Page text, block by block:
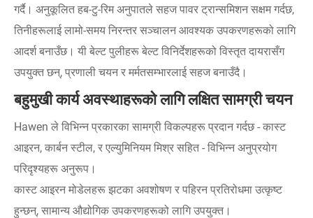
गर्दै। अनुकूलित हब-टु-रिम अनुपातले सहज पावर ट्रान्समिशन सक्षम गर्दछ,
तिनीहरूलाई लामो-समय निरन्तर सञ्चालन आवश्यक उपकरणहरूको लागि
आदर्श बनाउँछ। यी बेल्ट पुलीहरू बेल्ट विनिर्देशहरूको विस्तृत दायरासँग
उपयुक्त छन्, प्रणाली चयन र मर्मतसम्भारलाई सहज बनाउँदै।
बहुमुखी कार्य अवस्थाहरूको लागि लक्षित सामग्री चयन
Hawen ले विभिन्न प्रकारका सामग्री विकल्पहरू प्रदान गर्दछ - कास्ट
आइरन, कार्बन स्टील, र एल्युमिनियम मिश्र सहित - विभिन्न अनुप्रयोग
परिदृश्यहरू अनुरूप।
कास्ट आइरन मोडेलहरू झटका अवशोषण र पहिरन प्रतिरोधमा उत्कृष्ट
हुन्छन्, सामान्य औद्योगिक उपकरणहरूको लागि उपयुक्त।